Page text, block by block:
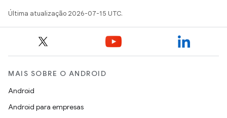
Última atualização 2026-07-15 UTC.
MAIS SOBRE O ANDROID
Android
Android para empresas